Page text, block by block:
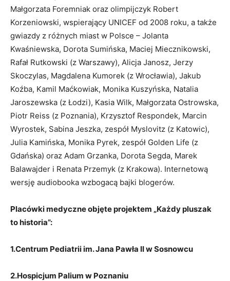
Małgorzata Foremniak oraz olimpijczyk Robert
Korzeniowski, wspierający UNICEF od 2008 roku, a także
gwiazdy z różnych miast w Polsce – Jolanta
Kwaśniewska, Dorota Sumińska, Maciej Miecznikowski,
Rafał Rutkowski (z Warszawy), Alicja Janosz, Jerzy
Skoczylas, Magdalena Kumorek (z Wrocławia), Jakub
Koźba, Kamil Maćkowiak, Monika Kuszyńska, Natalia
Jaroszewska (z Łodzi), Kasia Wilk, Małgorzata Ostrowska,
Piotr Reiss (z Poznania), Krzysztof Respondek, Marcin
Wyrostek, Sabina Jeszka, zespół Myslovitz (z Katowic),
Julia Kamińska, Monika Pyrek, zespół Golden Life (z
Gdańska) oraz Adam Grzanka, Dorota Segda, Marek
Balawajder i Renata Przemyk (z Krakowa). Internetową
wersję audiobooka wzbogacą bajki blogerów.
Placówki medyczne objęte projektem „Każdy pluszak
to historia”:
1.Centrum Pediatrii im. Jana Pawła II w Sosnowcu
2.Hospicjum Palium w Poznaniu